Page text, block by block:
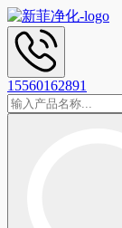
15560162891